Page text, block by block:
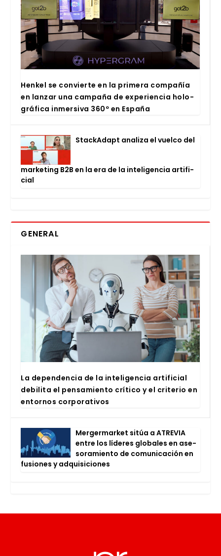
Hen­kel se con­vier­te en la pri­me­ra com­pa­ñía
en lan­zar una cam­pa­ña de expe­rien­cia holo­
grá­fi­ca inmer­si­va 360º en Espa­ña
Stac­kA­dapt ana­li­za el vuel­co del
mar­ke­ting B2B en la era de la inte­li­gen­cia arti­fi­
cial
GENERAL
La depen­den­cia de la inte­li­gen­cia arti­fi­cial
debi­li­ta el pen­sa­mien­to crí­ti­co y el cri­te­rio en
entor­nos cor­po­ra­ti­vos
Mer­ger­mar­ket sitúa a ATRE­VIA
entre los líde­res glo­ba­les en ase­
so­ra­mien­to de comu­ni­ca­ción en
fusio­nes y adqui­si­cio­nes